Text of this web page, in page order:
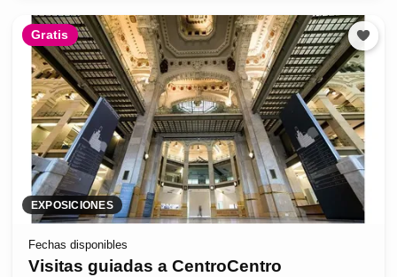
Gratis
EXPOSICIONES
Fechas disponibles
Visitas guiadas a CentroCentro